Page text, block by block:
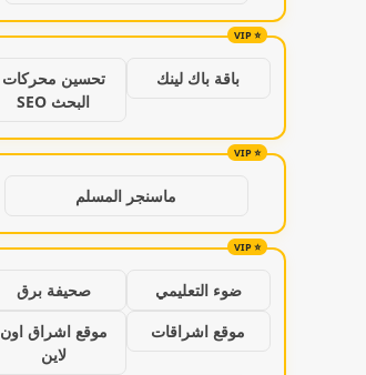
باقة باك لينك
تحسين محركات
البحث SEO
ماسنجر المسلم
ضوء التعليمي
صحيفة برق
موقع اشراقات
موقع اشراق اون
لاين